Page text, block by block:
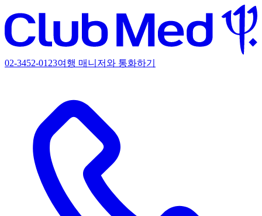
02-3452-0123여행 매니저와 통화하기